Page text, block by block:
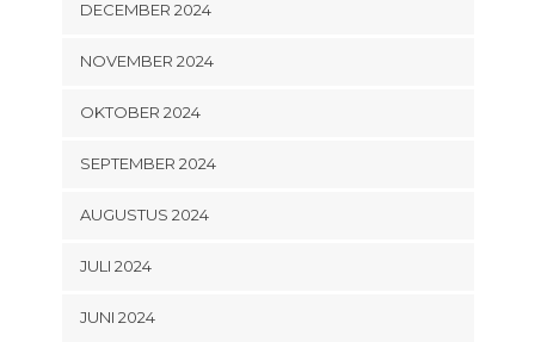
DECEMBER 2024
NOVEMBER 2024
OKTOBER 2024
SEPTEMBER 2024
AUGUSTUS 2024
JULI 2024
JUNI 2024